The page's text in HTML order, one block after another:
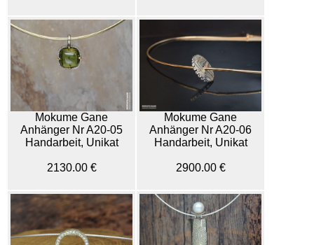
Mokume Gane
Anhänger Nr A20-05
Handarbeit, Unikat
2130.00 €
Mokume Gane
Anhänger Nr A20-06
Handarbeit, Unikat
2900.00 €